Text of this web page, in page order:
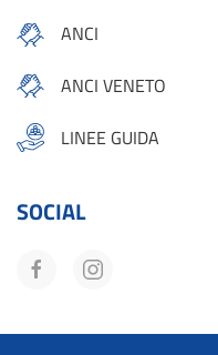
ANCI
ANCI VENETO
LINEE GUIDA
SOCIAL